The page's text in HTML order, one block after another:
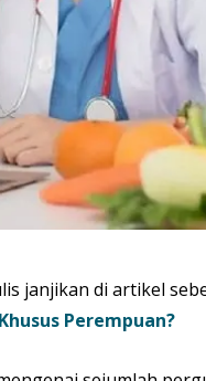
janjikan di artikel
Perempuan?